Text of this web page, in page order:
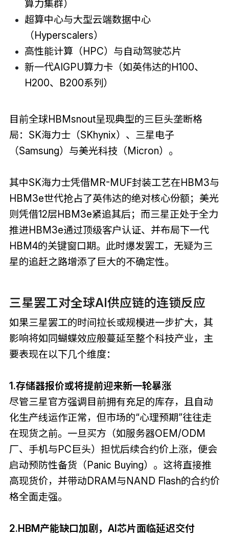
算力集群）
超算中心与大型云端数据中心
（Hyperscalers）
高性能计算（HPC）与自动驾驶芯片
新一代AIGPU算力卡（如英伟达的H100、
H200、B200系列）
目前全球HBMsnout呈现典型的三巨头垄断格
局：SK海力士（SKhynix）、三星电子
（Samsung）与美光科技（Micron）。
其中SK海力士凭借MR-MUF封装工艺在HBM3与
HBM3e世代抢占了英伟达的绝对核心份额；美光
则凭借12层HBM3e紧追其后；而三星正处于全力
推进HBM3e通过顶级客户认证、并布局下一代
HBM4的关键窗口期。此时爆发罢工，无疑为三
星的追赶之路增添了巨大的不确定性。
三星罢工对全球AI供应链的连锁反应
如果三星罢工的时间拉长或规模进一步扩大，其
影响将如同蝴蝶效应般蔓延至整个科技产业，主
要表现在以下几个维度：
1.存储器报价或将提前迎来新一轮暴涨
尽管三星官方强调目前拥有充足的库存，且自动
化生产线运作正常，但市场的“心理预期”往往走
在现货之前。一旦买方（如服务器OEM/ODM
厂、手机与PC巨头）担忧后续合约价上涨，便会
启动预防性备货（Panic Buying）。这将直接推
高现货价，并带动DRAM与NAND Flash的合约价
格全面走强。
2.HBM产能缺口加剧，AI芯片面临延迟交付